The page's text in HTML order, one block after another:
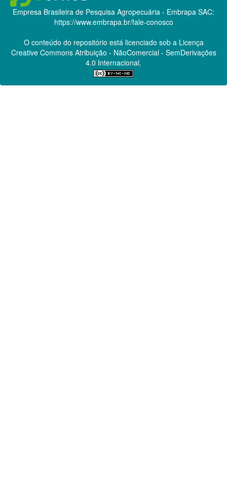
Empresa Brasileira de Pesquisa Agropecuária - Embrapa SAC:
https://www.embrapa.br/fale-conosco
O conteúdo do repositório está licenciado sob a Licença
Creative CommonsAtribuição - NãoComercial - SemDerivações
4.0 Internacional.